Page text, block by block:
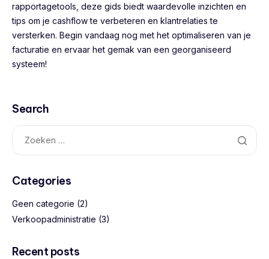
rapportagetools, deze gids biedt waardevolle inzichten en
tips om je cashflow te verbeteren en klantrelaties te
versterken. Begin vandaag nog met het optimaliseren van je
facturatie en ervaar het gemak van een georganiseerd
systeem!
Search
Categories
Geen categorie (2)
Verkoopadministratie (3)
Recent posts